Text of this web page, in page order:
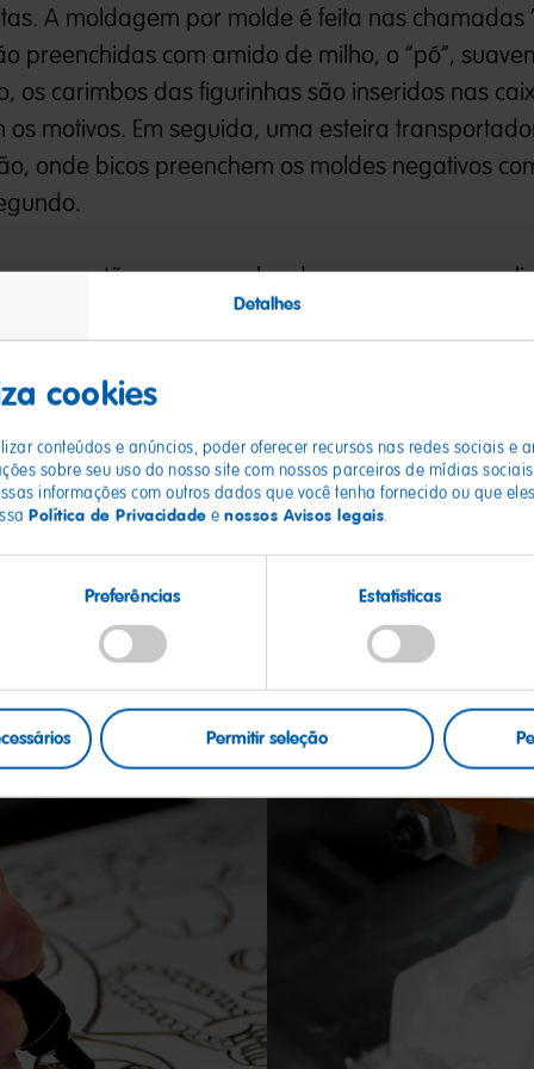
Detalhes
cookies
conteúdos e anúncios, poder oferecer recursos nas redes sociais e
sobre seu uso do nosso site com nossos parceiros de mídias
informações com outros dados que você tenha fornecido ou que
Política de Privacidade e nossos Avisos legais.
Preferências Estatísticas
Permitir seleção
A moldagem por molde é feita nas chamadas
preenchidas com amido de milho, o “pó”,
os carimbos das figurinhas são inseridos nas
motivos. Em seguida, uma esteira
onde bicos preenchem os moldes negativos
então para as salas de secagem, para
cera, que confere brilho e evita que as balas
com alta pressão
extrusados é um pouco diferente: A massa
pelos bocais no formato desejado, por
prensadas ou moldadas - as balas de